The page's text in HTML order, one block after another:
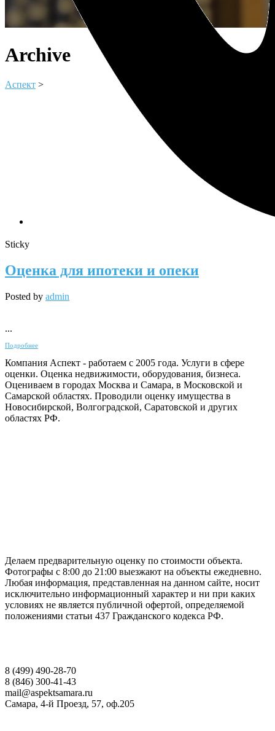
Archive
Аспект >
Sticky
Оценка для ипотеки и опеки
Posted by admin
...
Подробнее
Компания Аспект - работаем с 2005 года. Услуги в сфере
оценки. Оценка недвижимости, оборудования, бизнеса.
Оцениваем в городах Москва и Самара, в Московской и
Самарской областях. Проводили оценку имущества в
Новосибирской, Волгоградской, Саратовской и других
областях РФ.
Делаем предварительную оценку по стоимости объекта.
Фотографы с 8:00 до 21:00 выезжают на объекты ежедневно.
Любая информация, представленная на данном сайте, носит
исключительно информационный характер и ни при каких
условиях не является публичной офертой, определяемой
положениями статьи 437 Гражданского кодекса РФ.
8 (499) 490-28-70
8 (846) 300-41-43
mail@aspektsamara.ru
Самара, 4-й Проезд, 57, оф.205